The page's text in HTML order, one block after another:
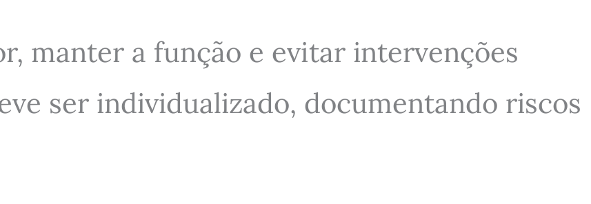
manter a função e evitar intervenções
ser individualizado, documentando riscos